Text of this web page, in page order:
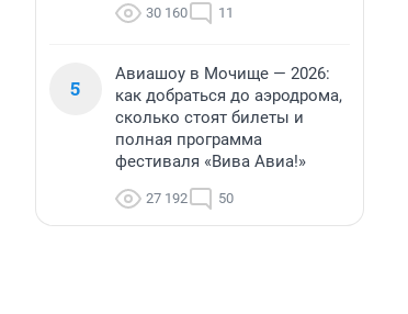
30 160 11
5
Авиашоу в Мочище — 2026:
как добраться до аэродрома,
сколько стоят билеты и
полная программа
фестиваля «Вива Авиа!»
27 192 50